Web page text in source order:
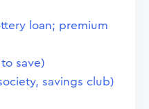
loan; premium
save)
savings club)